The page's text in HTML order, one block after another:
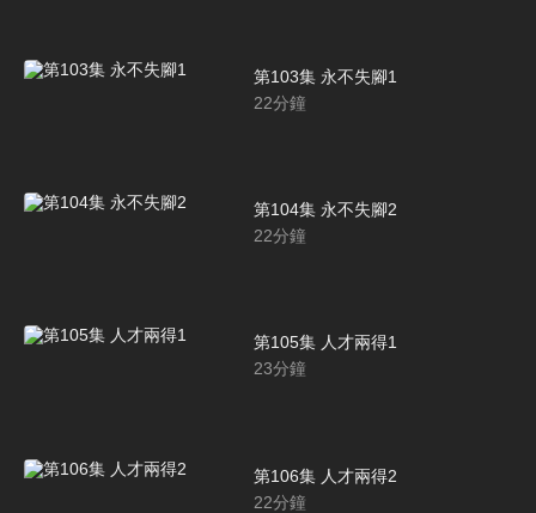
第103集 永不失腳1
22分鐘
第104集 永不失腳2
22分鐘
第105集 人才兩得1
23分鐘
第106集 人才兩得2
22分鐘